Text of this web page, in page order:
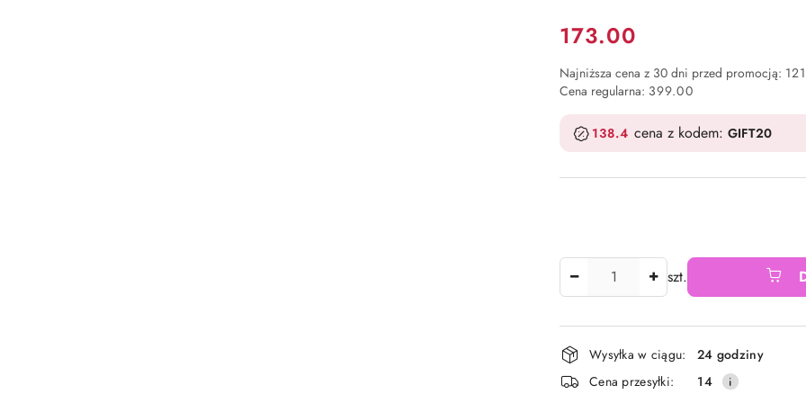
Cena:
173.00
Najniższa cena z 30 dni przed promocją:
Cena regularna: 399.00
138.4 cena z kodem: GIFT20
szt.
Dostępność
i
Wysyłka w ciągu:
24 godziny
Cena przesyłki:
14